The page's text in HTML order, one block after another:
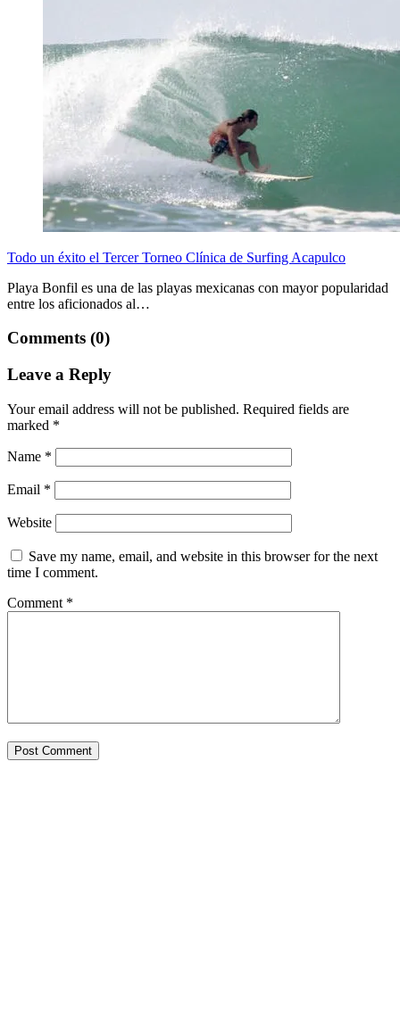
Todo un éxito el Tercer Torneo Clínica de Surfing Acapulco
Playa Bonfil es una de las playas mexicanas con mayor popularidad
entre los aficionados al…
Comments (0)
Leave a Reply
Your email address will not be published. Required fields are
marked *
Name *
Email *
Website
Save my name, email, and website in this browser for the next
time I comment.
Comment *